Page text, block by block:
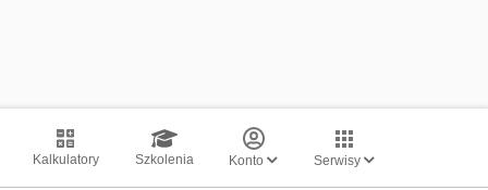
Kalkulatory Szkolenia Konto Serwisy